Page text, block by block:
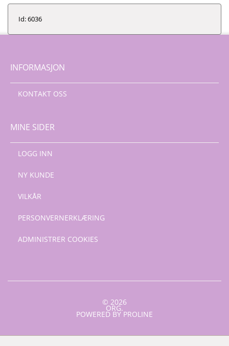
Id: 6036
INFORMASJON
KONTAKT OSS
MINE SIDER
LOGG INN
NY KUNDE
VILKÅR
PERSONVERNERKLÆRING
ADMINISTRER COOKIES
© 2026
ORG.
POWERED BY PROLINE